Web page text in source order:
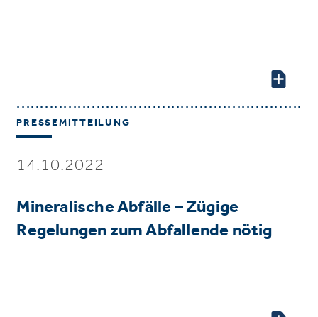
PRESSEMITTEILUNG
14.10.2022
Mineralische Abfälle – Zügige
Regelungen zum Abfallende nötig